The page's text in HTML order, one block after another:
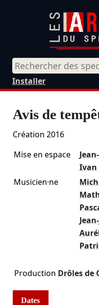
Installer
Avis de
Création 2016
Mise en espace
Ivan
Musicien·ne
Production Drôles de
Dates